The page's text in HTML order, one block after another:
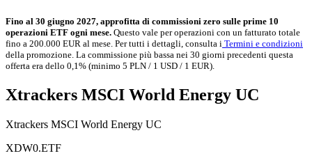
Fino al 30 giugno 2027, approfitta di commissioni zero sulle prime 10
operazioni ETF ogni mese. Questo vale per operazioni con un fatturato totale
fino a 200.000 EUR al mese. Per tutti i dettagli, consulta i Termini e condizioni
della promozione. La commissione più bassa nei 30 giorni precedenti questa
offerta era dello 0,1% (minimo 5 PLN / 1 USD / 1 EUR).
Xtrackers MSCI World Energy UC
Xtrackers MSCI World Energy UC
XDW0.ETF